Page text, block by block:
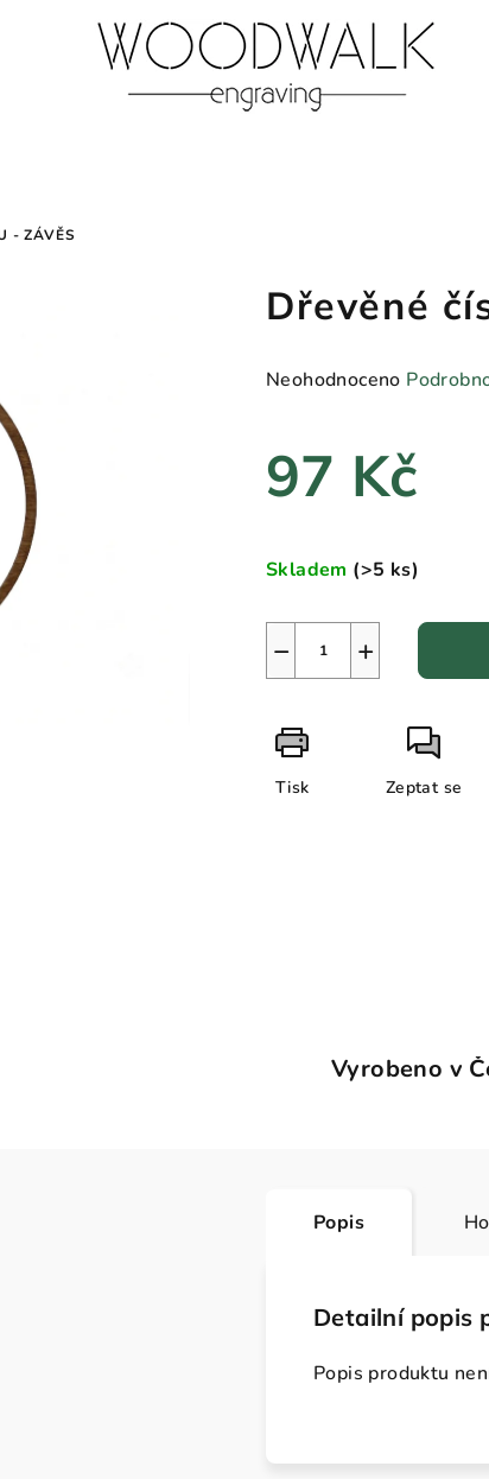
- ZÁVĚS
Dřevěné
Průměrné
je
0,0
hvězdiček.
Neohodnoceno
97 Kč
cena:
Skladem (>5 ks)
+
−
Tisk Zeptat se
Vyrobeno v
Popis
Detailní popis
Popis produktu